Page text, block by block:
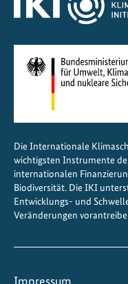
Die Internationale
wichtigsten Instrumente
internationalen
Biodiversität. Die IKI
Entwicklungs- und
Veränderungen
Impressum